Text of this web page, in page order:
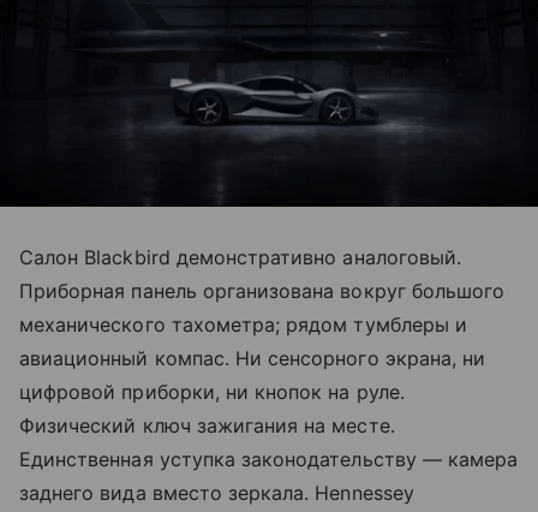
Салон Blackbird демонстративно аналоговый.
Приборная панель организована вокруг большого
механического тахометра; рядом тумблеры и
авиационный компас. Ни сенсорного экрана, ни
цифровой приборки, ни кнопок на руле.
Физический ключ зажигания на месте.
Единственная уступка законодательству — камера
заднего вида вместо зеркала. Hennessey